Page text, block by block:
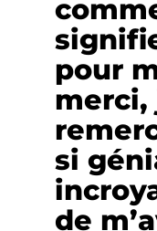
pour
merci,
si
de